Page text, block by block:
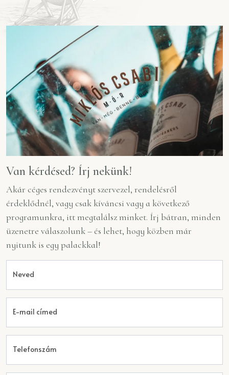
Van kérdésed? Írj nekünk!
Akár céges rendezvényt szervezel, rendelésről
érdeklődnél, vagy csak kíváncsi vagy a következő
programunkra, itt megtalálsz minket. Írj bátran, minden
üzenetre válaszolunk – és lehet, hogy közben már
nyitunk is egy palackkal!
Neved
E-mail címed
Telefonszám